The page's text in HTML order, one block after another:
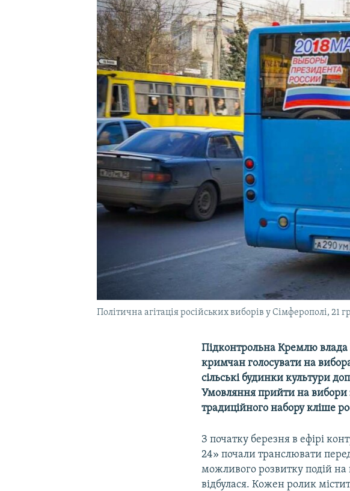
УКРАЇНСЬКА ПРОБЛЕМА КРИМУ
Політична агітація російських виборів у Сімферополі, 21
Підконтрольна Кремлю влада
кримчан голосувати на
сільські будинки культури
Умовляння прийти на вибори
традиційного набору кліше
З початку березня в ефірі
24» почали транслювати
можливого розвитку подій на
відбулася. Кожен ролик